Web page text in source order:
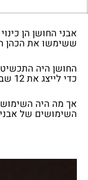
ששימשו את הכהן
החושן היה התכשיט
כדי לייצג את 12 שבטי ישראל.
אך מה היה
השימושים של אבני